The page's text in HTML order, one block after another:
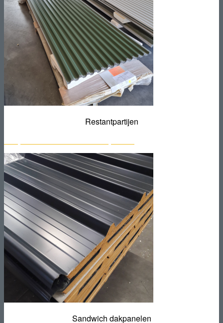
Restantpartijen
Sandwich dakpanelen